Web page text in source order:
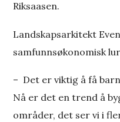
Riksaasen.
Landskapsarkitekt
samfunnsøkonomisk
– Det er viktig å få
Nå er det en trend å
områder, det ser vi i